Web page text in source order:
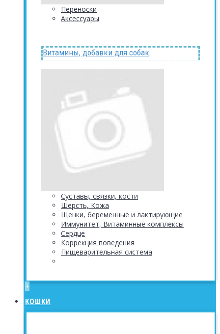
Переноски
Аксессуары
Витамины, добавки для собак
Суставы, связки, кости
Шерсть, Кожа
Щенки, беременные и лактирующие
Иммунитет, Витаминные комплексы
Сердце
Коррекция поведения
Пищеварительная система
+
КОШКИ